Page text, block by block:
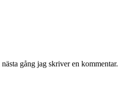
gång jag skriver en kommentar.